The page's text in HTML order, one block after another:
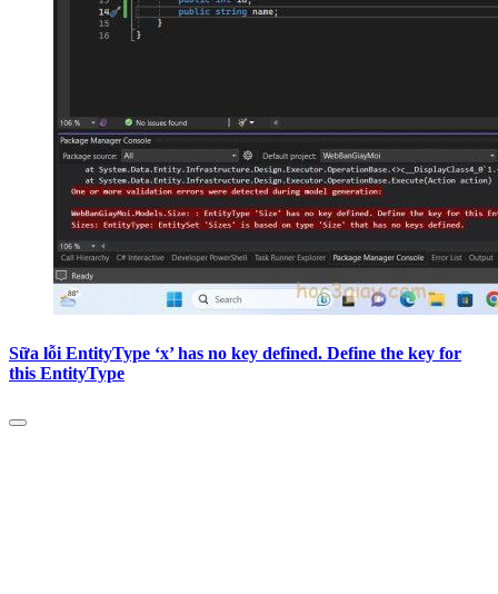
Sữa lỗi EntityType ‘x’ has no key defined. Define the key for
this EntityType